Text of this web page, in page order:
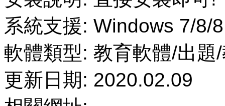
系統支援: Windows 7/8/
軟體類型: 教育軟體/出題
更新日期: 2020.02.09